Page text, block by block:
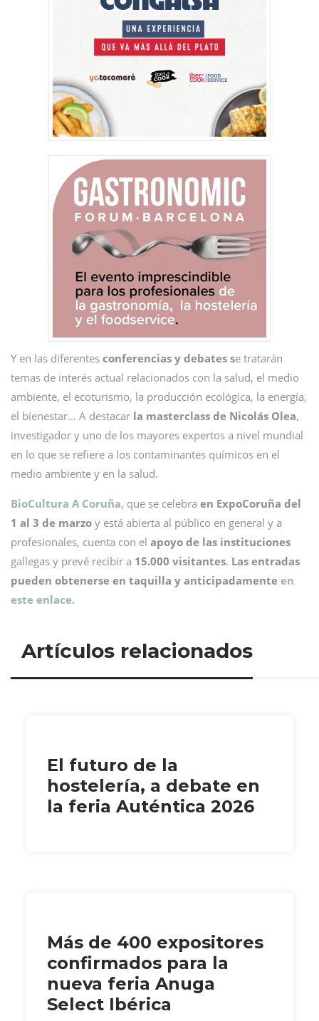
Y en las diferentes conferencias y debates se tratarán
temas de interés actual relacionados con la salud, el medio
ambiente, el ecoturismo, la producción ecológica, la energía,
el bienestar… A destacar la masterclass de Nicolás Olea,
investigador y uno de los mayores expertos a nivel mundial
en lo que se refiere a los contaminantes químicos en el
medio ambiente y en la salud.
BioCultura A Coruña, que se celebra en ExpoCoruña del
1 al 3 de marzo y está abierta al público en general y a
profesionales, cuenta con el apoyo de las instituciones
gallegas y prevé recibir a 15.000 visitantes. Las entradas
pueden obtenerse en taquilla y anticipadamente en
este enlace.
Artículos relacionados
El futuro de la
hostelería, a debate en
la feria Auténtica 2026
Más de 400 expositores
confirmados para la
nueva feria Anuga
Select Ibérica